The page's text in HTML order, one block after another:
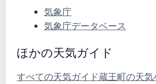
気象庁
気象庁データベース
ほかの天気ガイド
すべての天気ガイド蔵王町の天気